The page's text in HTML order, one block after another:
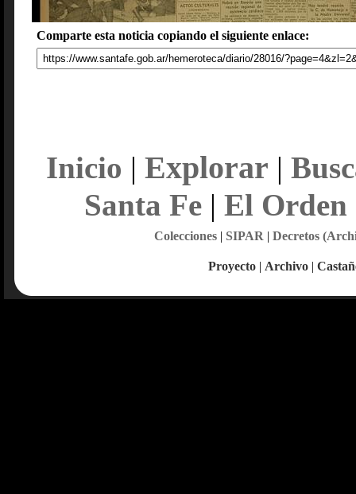
Comparte esta noticia copiando el siguiente enlace:
Inicio | Explorar |
Santa Fe| El Orden
Colecciones| SIPAR | Decretos
Proyecto | Archivo |